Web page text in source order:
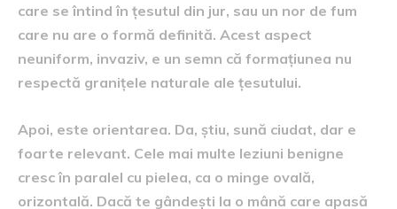
care se întind în țesutul din jur, sau un nor de fum
care nu are o formă definită. Acest aspect
neuniform, invaziv, e un semn că formațiunea nu
respectă granițele naturale ale țesutului.
Apoi, este orientarea. Da, știu, sună ciudat, dar e
foarte relevant. Cele mai multe leziuni benigne
cresc în paralel cu pielea, ca o minge ovală,
orizontală. Dacă te gândești la o mână care apasă